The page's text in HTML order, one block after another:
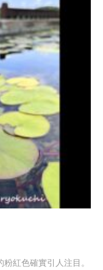
紅色確實引人注目。